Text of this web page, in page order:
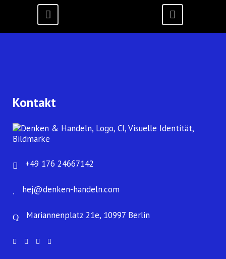
Kontakt
+49 176 24667142
hej@denken-handeln.com
Mariannenplatz 21e, 10997 Berlin